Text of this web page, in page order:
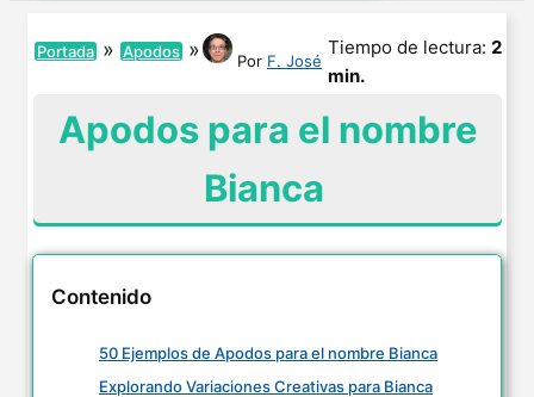
Portada » Apodos » Por F. José
Tiempo de lectura: 2
min.
Apodos para el nombre
Bianca
Contenido
50 Ejemplos de Apodos para el nombre Bianca
Explorando Variaciones Creativas para Bianca